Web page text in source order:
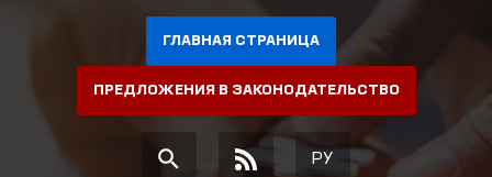
ГЛАВНАЯ СТРАНИЦА
ПРЕДЛОЖЕНИЯ В ЗАКОНОДАТЕЛЬСТВО
РУ